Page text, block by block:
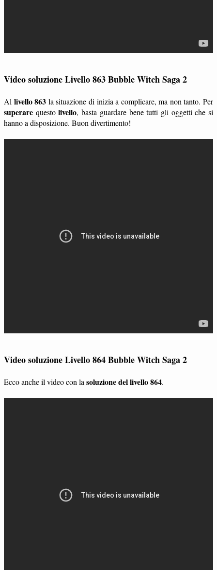
Video soluzione Livello 863 Bubble Witch Saga 2
Al livello 863 la situazione di inizia a complicare, ma non tanto. Per
superare questolivello, basta guardare bene tutti gli oggetti che si
hanno a disposizione. Buon divertimento!
Video soluzione Livello 864 Bubble Witch Saga 2
Ecco anche il video con la soluzione del livello 864.